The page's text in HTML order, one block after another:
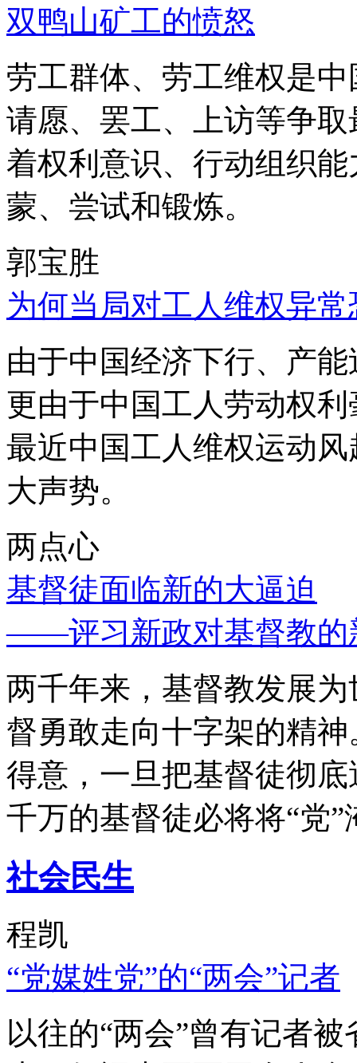
双鸭山矿工的愤怒
劳工群体、劳工维权是
请愿、罢工、上访等争
着权利意识、行动组织
蒙、尝试和锻炼。
郭宝胜
为何当局对工人维权异
由于中国经济下行、产
更由于中国工人劳动权
最近中国工人维权运动
大声势。
两点心
基督徒面临新的大逼迫
——评习新政对基督教的
两千年来，基督教发展
督勇敢走向十字架的精
得意，一旦把基督徒彻
千万的基督徒必将将“党”
社会民生
程凯
“党媒姓党”的“两会”记者
以往的“两会”曾有记者